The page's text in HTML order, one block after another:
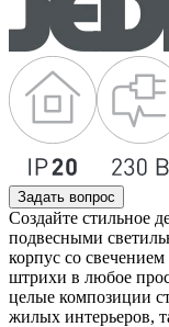
Задать вопрос
Создайте стильное
подвесными
корпус со
штрихи в любое
целые композиции
жилых интерьеров,